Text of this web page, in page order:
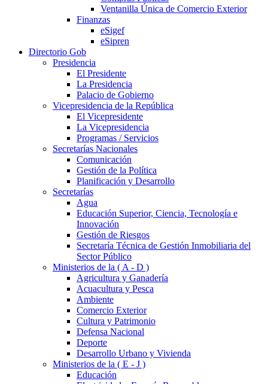
Ventanilla Única de Comercio Exterior
Finanzas
eSigef
eSipren
Directorio Gob
Presidencia
El Presidente
La Presidencia
Palacio de Gobierno
Vicepresidencia de la República
El Vicepresidente
La Vicepresidencia
Programas / Servicios
Secretarías Nacionales
Comunicación
Gestión de la Política
Planificación y Desarrollo
Secretarías
Agua
Educación Superior, Ciencia, Tecnología e
Innovación
Gestión de Riesgos
Secretaría Técnica de Gestión Inmobiliaria del
Sector Público
Ministerios de la ( A - D )
Agricultura y Ganadería
Acuacultura y Pesca
Ambiente
Comercio Exterior
Cultura y Patrimonio
Defensa Nacional
Deporte
Desarrollo Urbano y Vivienda
Ministerios de la ( E - J )
Educación